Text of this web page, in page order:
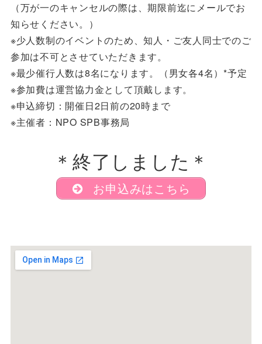
（万が一のキャンセルの際は、期限前迄にメールでお
知らせください。）
※少人数制のイベントのため、知人・ご友人同士でのご
参加は不可とさせていただきます。
※最少催行人数は8名になります。（男女各4名）*予定
※参加費は運営協力金として頂戴します。
※申込締切：開催日2日前の20時まで
※主催者：NPO SPB事務局
＊終了しました＊
お申込みはこちら